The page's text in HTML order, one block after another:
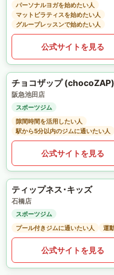
パーソナルヨガを始めたい人
マットピラティスを始めたい人
グループレッスンで始めたい人
公式サイトを見る
チョコザップ (chocoZAP)
阪急池田店
スポーツジム
隙間時間を活用したい人
駅から5分以内のジムに通いたい人
公式サイトを見る
ティップネス･キッズ
石橋店
スポーツジム
プール付きジムに通いたい人
運
公式サイトを見る